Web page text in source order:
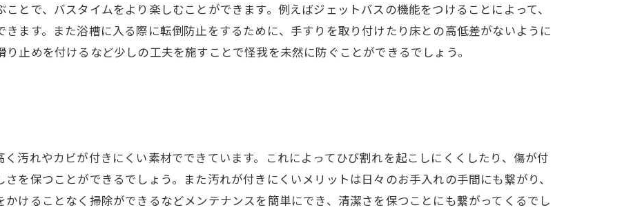
とで、バスタイムをより楽しむことができます。例えばジェットバスの機能をつけることによって、
ます。また浴槽に入る際に転倒防止をするために、手すりを取り付けたり床との高低差がないように
止めを付けるなど少しの工夫を施すことで怪我を未然に防ぐことができるでしょう。
汚れやカビが付きにくい素材でできています。これによってひび割れを起こしにくくしたり、傷が付
を保つことができるでしょう。また汚れが付きにくいメリットは日々のお手入れの手間にも繋がり、
けることなく掃除ができるなどメンテナンスを簡単にでき、清潔さを保つことにも繋がってくるでし